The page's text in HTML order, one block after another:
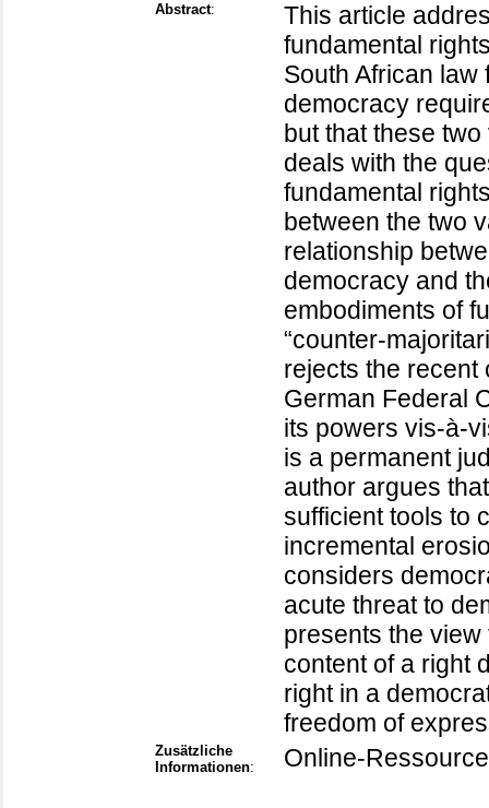
Abstract:
This article
fundamental
South African
democracy
but that these
deals with the
fundamental
between the two
relationship
democracy and
embodiments of
“counter-
rejects the recent
German Federal
its powers vis-à-
is a permanent
author argues
sufficient tools to
incremental
considers
acute threat to
presents the
content of a right
right in a
freedom of
Zusätzliche
Informationen: Online-Ressource